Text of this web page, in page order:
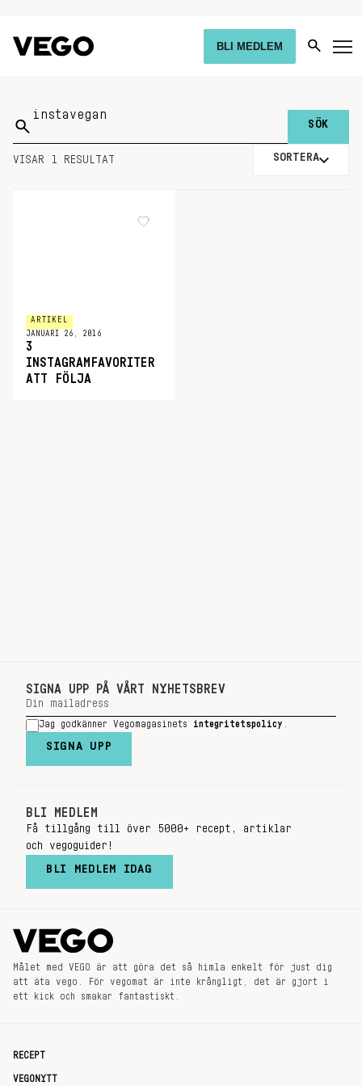
BLI MEDLEM
Sök
på:
VISAR 1 RESULTAT SORTERA
ARTIKEL
JANUARI 26, 2016
3
INSTAGRAMFAVORITER
ATT FÖLJA
SIGNA UPP PÅ VÅRT NYHETSBREV
Jag godkänner Vegomagasinets integritetspolicy
SIGNA UPP
BLI MEDLEM
Få tillgång till över 5000+ recept, artiklar
och vegoguider!
BLI MEDLEM IDAG
Målet med VEGO är att göra det så himla enkelt för just dig
att äta vego. För vegomat är inte krångligt, det är gjort i
ett kick och smakar fantastiskt.
RECEPT
VEGONYTT